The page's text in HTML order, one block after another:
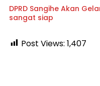
DPRD Sangihe Akan
sangat siap
Post Views: 1,407